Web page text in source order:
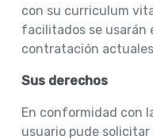
con su curriculum
facilitados se usarán
contratación
Sus derechos
En conformidad con
usuario pude